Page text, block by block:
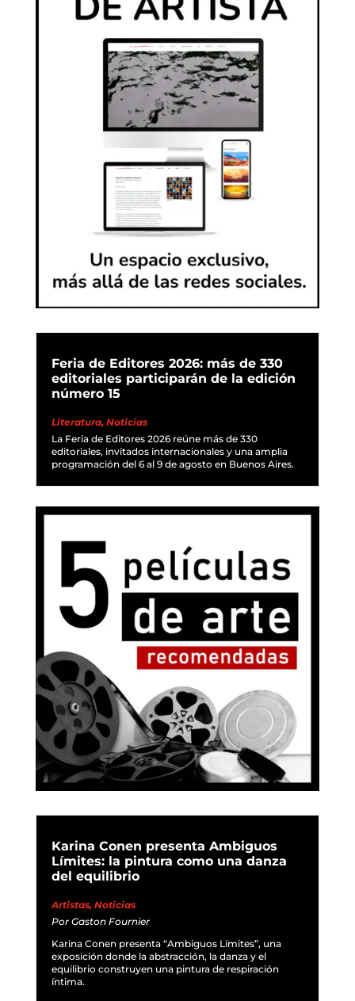
Feria de Editores 2026: más de 330
editoriales participarán de la edición
número 15
Literatura, Noticias
La Feria de Editores 2026 reúne más de 330
editoriales, invitados internacionales y una amplia
programación del 6 al 9 de agosto en Buenos Aires.
Karina Conen presenta Ambiguos
Límites: la pintura como una danza
del equilibrio
Artistas, Noticias
Por Gaston Fournier
Karina Conen presenta “Ambiguos Límites”, una
exposición donde la abstracción, la danza y el
equilibrio construyen una pintura de respiración
íntima.